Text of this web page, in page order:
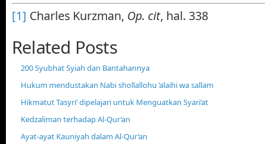
[1] Charles Kurzman, Op. cit, hal. 338
Related Posts
200 Syubhat Syiah dan Bantahannya
Hukum mendustakan Nabi shollallohu ‘alaihi wa sallam
Hikmatut Tasyri’ dipelajari untuk Menguatkan Syari’at
Kedzaliman terhadap Al-Qur’an
Ayat-ayat Kauniyah dalam Al-Qur’an